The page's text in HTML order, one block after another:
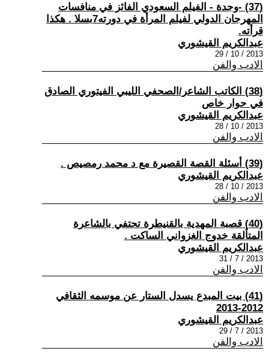
(37) -وجدة - الفيلم السعودي الفائز في منافسات
المهرجان الدولي لفيلم المرأة في دورته7بسلا . هكذا
قرأته.
عبدالكريم القيشوري
2013 / 10 / 29
الادب والفن
(38) الكاتب الشاعر/الصحفي الليبي الفيتوري الصادق
في حوار خاص
عبدالكريم القيشوري
2013 / 10 / 28
الادب والفن
(39) أسئلة القصة القصيرة مع د محمد رمصيص .
عبدالكريم القيشوري
2013 / 10 / 28
الادب والفن
(40) قصبة المهدية بالقنيطرة تحتفي بالشاعرة
المتألقة خدوج الغزواني الساكت .
عبدالكريم القيشوري
2013 / 7 / 31
الادب والفن
(41) بيت المبدع يسدل الستار عن موسمه الثقافي
2012-2013
عبدالكريم القيشوري
2013 / 7 / 29
الادب والفن